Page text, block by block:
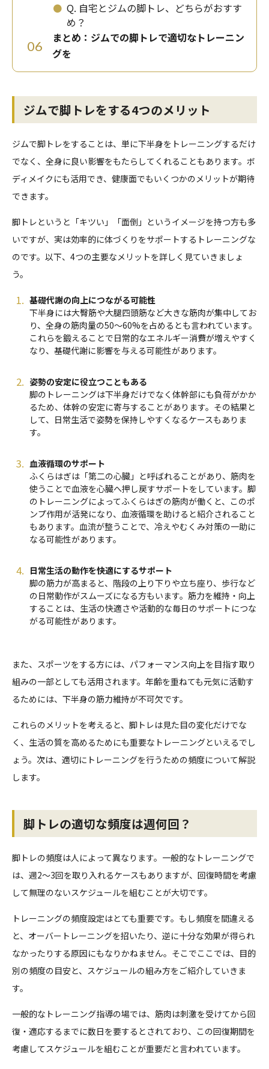
⚫ Q. 自宅とジムの脚トレ、どちらがおすす
め？
06
まとめ：ジムでの脚トレで適切なトレーニン
グを
ジムで脚トレをする4つのメリット
ジムで脚トレをすることは、単に下半身をトレーニングするだけ
でなく、全身に良い影響をもたらしてくれることもあります。ボ
ディメイクにも活用でき、健康面でもいくつかのメリットが期待
できます。
脚トレというと「キツい」「面倒」というイメージを持つ方も多
いですが、実は効率的に体づくりをサポートするトレーニングな
のです。以下、4つの主要なメリットを詳しく見ていきましょ
う。
基礎代謝の向上につながる可能性
下半身には大臀筋や大腿四頭筋など大きな筋肉が集中してお
り、全身の筋肉量の50～60%を占めるとも言われています。
これらを鍛えることで日常的なエネルギー消費が増えやすく
なり、基礎代謝に影響を与える可能性があります。
姿勢の安定に役立つこともある
脚のトレーニングは下半身だけでなく体幹部にも負荷がかか
るため、体幹の安定に寄与することがあります。その結果と
して、日常生活で姿勢を保持しやすくなるケースもありま
す。
血液循環のサポート
ふくらはぎは「第二の心臓」と呼ばれることがあり、筋肉を
使うことで血液を心臓へ押し戻すサポートをしています。脚
のトレーニングによってふくらはぎの筋肉が働くと、このポ
ンプ作用が活発になり、血液循環を助けると紹介されること
もあります。血流が整うことで、冷えやむくみ対策の一助に
なる可能性があります。
日常生活の動作を快適にするサポート
脚の筋力が高まると、階段の上り下りや立ち座り、歩行など
の日常動作がスムーズになる方もいます。筋力を維持・向上
することは、生活の快適さや活動的な毎日のサポートにつな
がる可能性があります。
また、スポーツをする方には、パフォーマンス向上を目指す取り
組みの一部としても活用されます。年齢を重ねても元気に活動す
るためには、下半身の筋力維持が不可欠です。
これらのメリットを考えると、脚トレは見た目の変化だけでな
く、生活の質を高めるためにも重要なトレーニングといえるでし
ょう。次は、適切にトレーニングを行うための頻度について解説
します。
脚トレの適切な頻度は週何回？
脚トレの頻度は人によって異なります。一般的なトレーニングで
は、週2～3回を取り入れるケースもありますが、回復時間を考慮
して無理のないスケジュールを組むことが大切です。
トレーニングの頻度設定はとても重要です。もし頻度を間違える
と、オーバートレーニングを招いたり、逆に十分な効果が得られ
なかったりする原因にもなりかねません。そこでここでは、目的
別の頻度の目安と、スケジュールの組み方をご紹介していきま
す。
一般的なトレーニング指導の場では、筋肉は刺激を受けてから回
復・適応するまでに数日を要するとされており、この回復期間を
考慮してスケジュールを組むことが重要だと言われています。